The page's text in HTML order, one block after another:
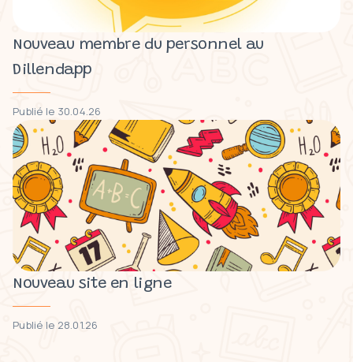
Nouveau membre du personnel au
Dillendapp
Publié le 30.04.26
Nouveau site en ligne
Publié le 28.01.26